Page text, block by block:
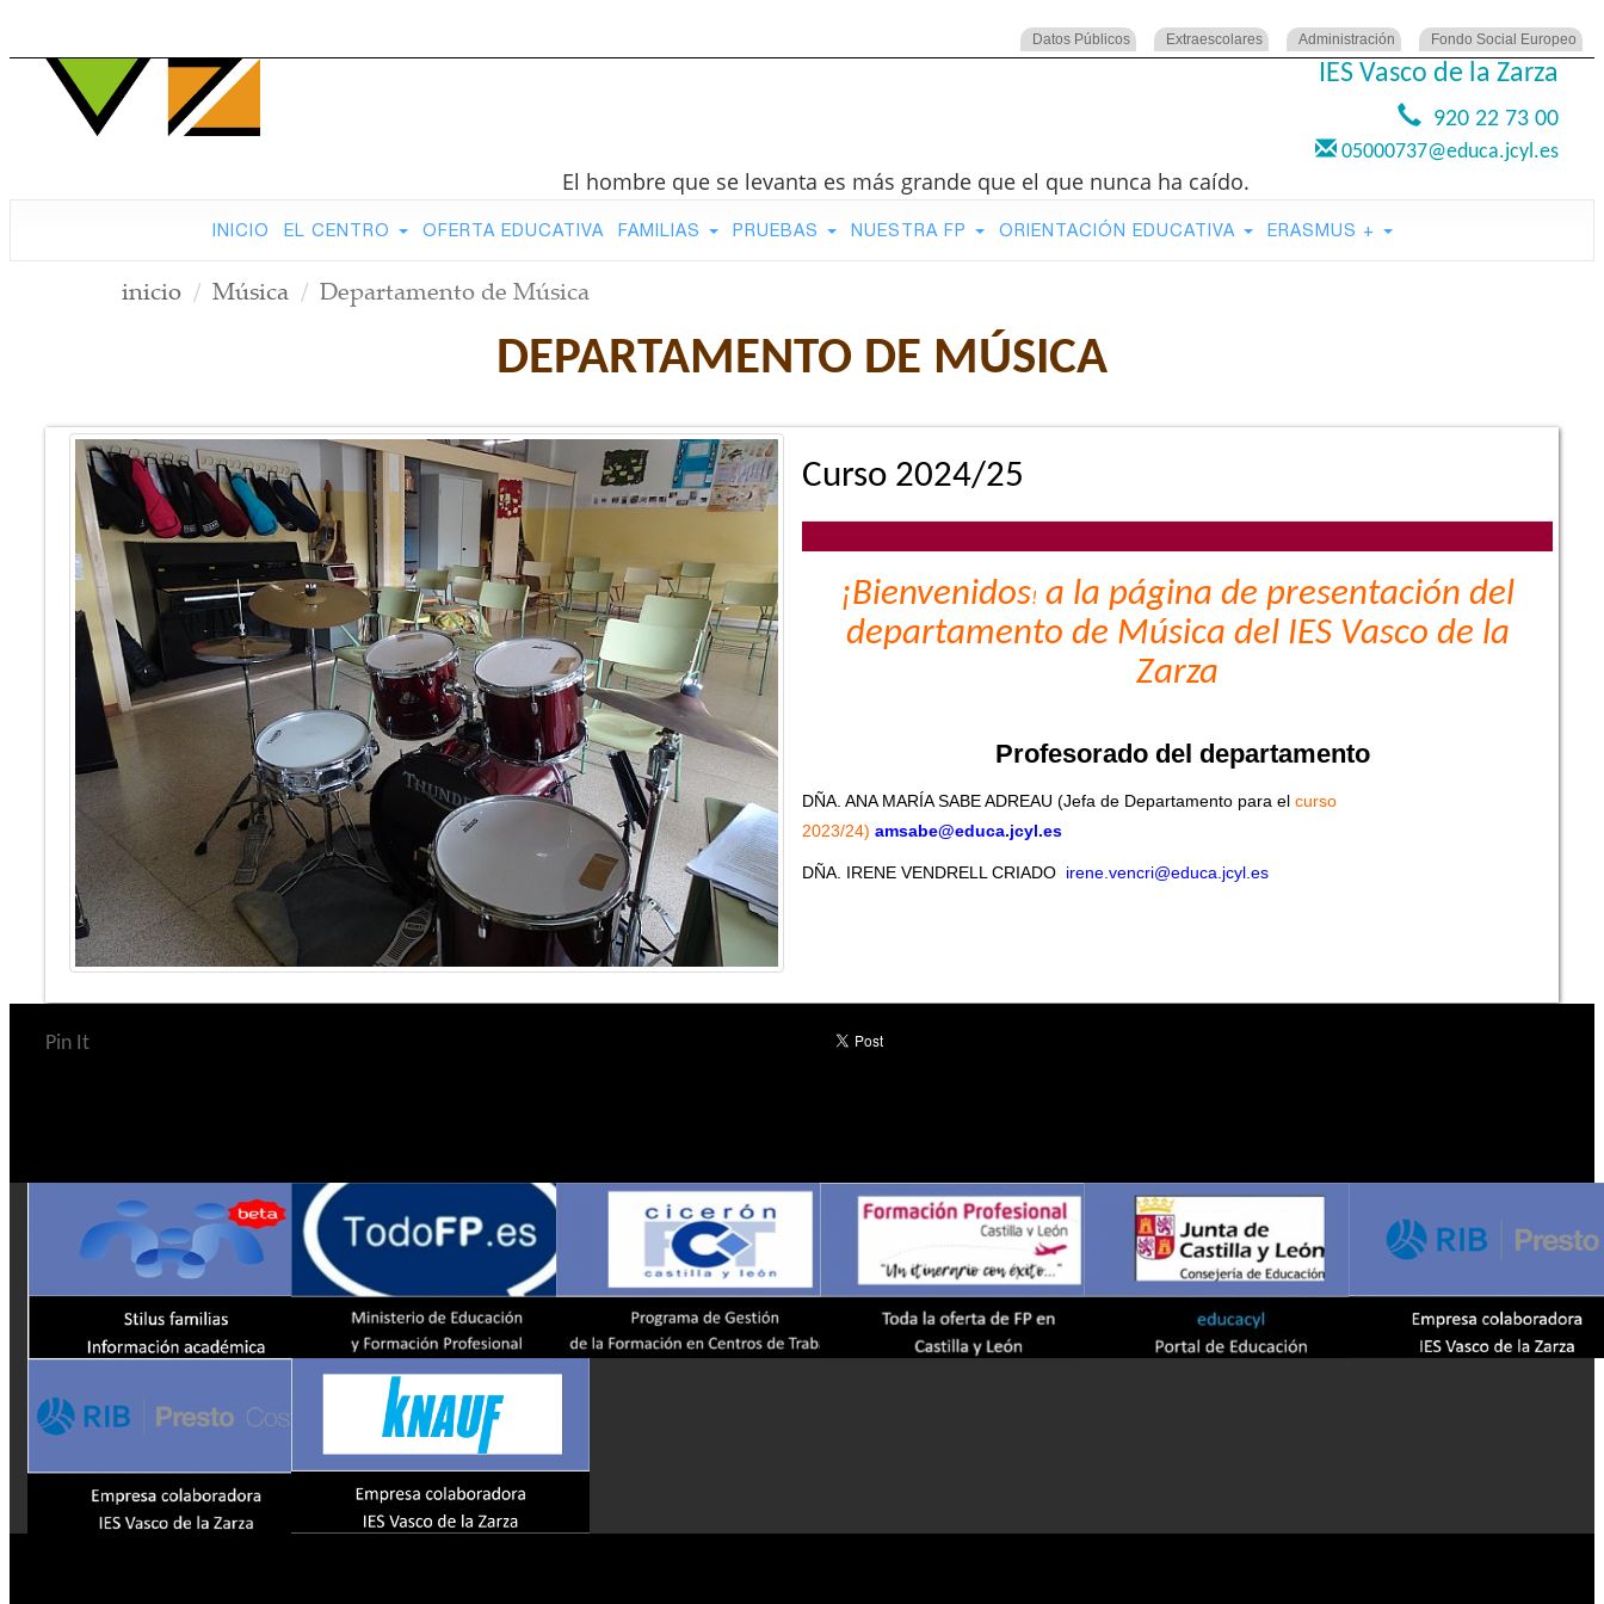
Datos Públicos Extraescolares Administración Fondo Social Europeo
IES Vasco de la Zarza
920 22 73 00
05000737@educa.jcyl.es
El hombre que se levanta es más grande que el que nunca ha caído.
INICIO EL CENTRO OFERTA EDUCATIVA FAMILIAS PRUEBAS NUESTRA FP ORIENTACIÓN EDUCATIVA ERASMUS +
inicio Música Departamento de Música
DEPARTAMENTO DE MÚSICA
Curso 2024/25
¡Bienvenidos! a la página de presentación del
departamento de Música del IES Vasco de la
Zarza
Profesorado del departamento
DÑA. ANA MARÍA SABE ADREAU (Jefa de Departamento para el curso
2023/24) amsabe@educa.jcyl.es
DÑA. IRENE VENDRELL CRIADO irene.vencri@educa.jcyl.es
Pin It